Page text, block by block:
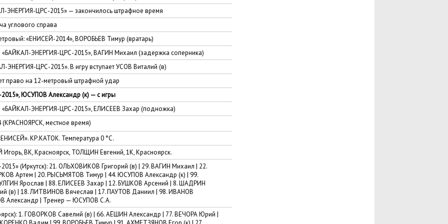
ЭНЕРГИЯ-ЦРС-2015» — закончилось штрафное время
углового справа
«ЕНИСЕЙ-2014», ВОРОБЬЕВ Тимур (вратарь)
«БАЙКАЛ-ЭНЕРГИЯ-ЦРС-2015», ВАГИН Михаил (задержка соперника)
ЭНЕРГИЯ-ЦРС-2015». В игру вступает УСОВ Виталий (в)
право на 12-метровый штрафной удар
ЮСУПОВ Александр (к) — с игры
«БАЙКАЛ-ЭНЕРГИЯ-ЦРС-2015», ЕЛИСЕЕВ Захар (подножка)
(КРАСНОЯРСК, местное время)
КР.КАТОК. Температура 0 °C.
ВК, Красноярск, ТОЛЩИН Евгений, 1К, Красноярск.
(Иркутск): 21. ОЛЬХОВИКОВ Григорий (в) | 29. ВАГИН Михаил | 22.
Артем | 20. РЫСЬМЯТОВ Тимур | 44. ЮСУПОВ Александр (к) | 99.
Ярослав | 88. ЕЛИСЕЕВ Захар | 12. БУШКОВ Арсений | 8. ШАДРИН
(в) | 18. ЛИТВИНОВ Вячеслав | 17. ПАУТОВ Даниил | 98. ИВАНОВ
Александр | Тренер — ЮСУПОВ С.А.
1. ГОВОРКОВ Савелий (в) | 66. АЁШИН Александр | 77. ВЕЧОРА Юрий |